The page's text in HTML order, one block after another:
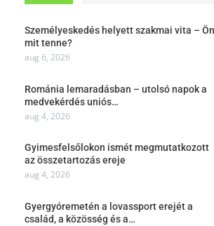
Személyeskedés helyett szakmai vita – Ön
mit tenne?
aug 6, 2026
Románia lemaradásban – utolsó napok a
medvekérdés uniós…
aug 4, 2026
Gyimesfelsőlokon ismét megmutatkozott
az összetartozás ereje
aug 4, 2026
Gyergyóremetén a lovassport erejét a
család, a közösség és a…